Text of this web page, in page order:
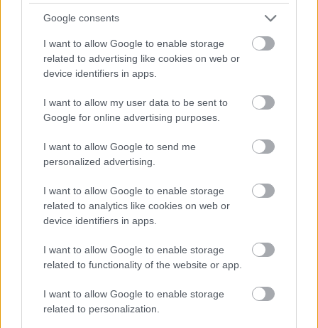
Google consents
I want to allow Google to enable storage
related to advertising like cookies on web or
device identifiers in apps.
I want to allow my user data to be sent to
Google for online advertising purposes.
I want to allow Google to send me
personalized advertising.
I want to allow Google to enable storage
related to analytics like cookies on web or
device identifiers in apps.
I want to allow Google to enable storage
related to functionality of the website or app.
I want to allow Google to enable storage
related to personalization.
Με την πρόταση της Κομισιόν, η χρήση του
πιστοποιητικού θα επεκταθεί πέραν του
καλοκαιριού του 2022.
Πάντως, τον δρόμο για την υποχρεωτικότητα της
τρίτης δόσης άνοιξε ο Εμανουέλ Μακρόν που στο
προ ολίγων ημερών διάγγελμά του κατέστησε
υποχρεωτική την τρίτη δόση για τους άνω των 65